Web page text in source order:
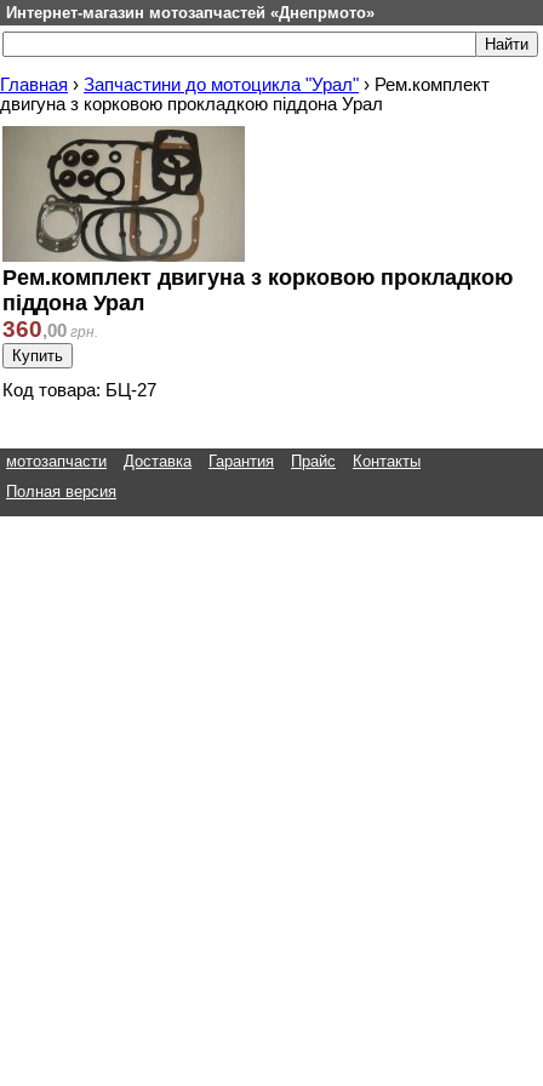
Интернет-магазин мотозапчастей «Днепрмото»
Главная › Запчастини до мотоцикла "Урал" › Рем.комплект
двигуна з корковою прокладкою піддона Урал
Рем.комплект двигуна з корковою прокладкою
піддона Урал
360,00 грн.
Код товара: БЦ-27
мотозапчасти Доставка Гарантия Прайс
Контакты
Полная версия